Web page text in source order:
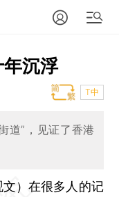
年沉浮
T中
道”，见证了香港
文）在很多人的记